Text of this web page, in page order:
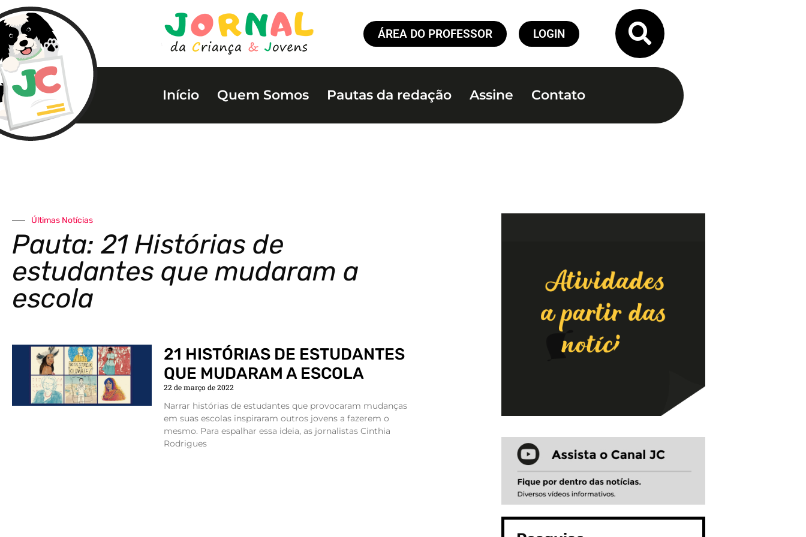
ÁREA DO PROFESSOR LOGIN
Início Quem Somos Pautas da redação Assine Contato
Últimas Notícias
Pauta: 21 Histórias de
estudantes que mudaram a
escola
21 HISTÓRIAS DE ESTUDANTES
QUE MUDARAM A ESCOLA
22 de março de 2022
Narrar histórias de estudantes que provocaram mudanças
em suas escolas inspiraram outros jovens a fazerem o
mesmo. Para espalhar essa ideia, as jornalistas Cinthia
Rodrigues